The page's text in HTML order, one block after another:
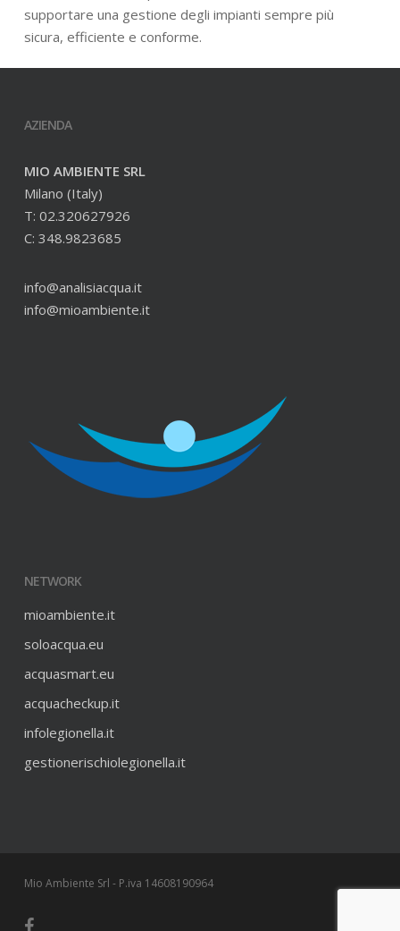
supportare una gestione degli impianti sempre più
sicura, efficiente e conforme.
AZIENDA
MIO AMBIENTE SRL
Milano (Italy)
T: 02.320627926
C: 348.9823685
info@analisiacqua.it
info@mioambiente.it
NETWORK
mioambiente.it
soloacqua.eu
acquasmart.eu
acquacheckup.it
infolegionella.it
gestionerischiolegionella.it
Mio Ambiente Srl - P.iva 14608190964
facebook